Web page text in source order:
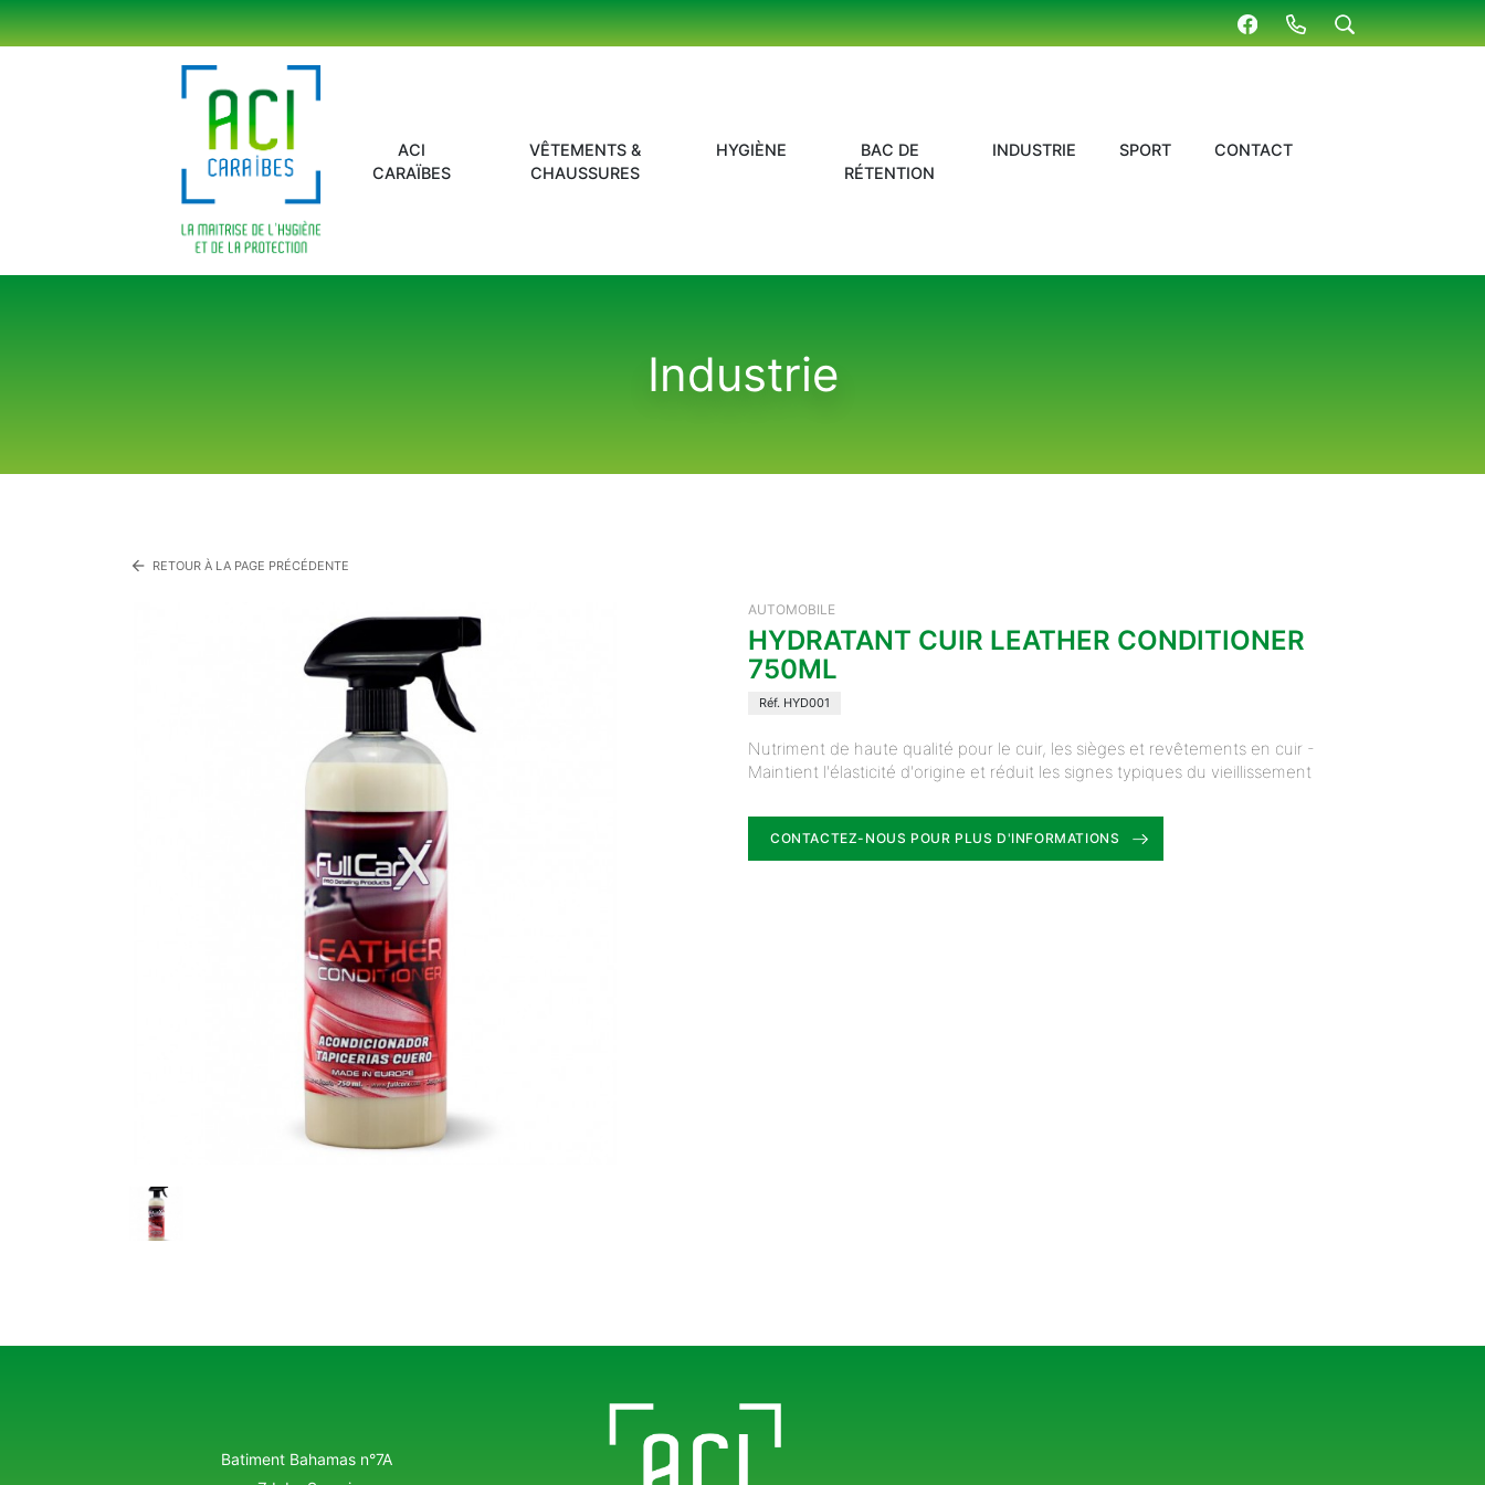
ACI
CARAÏBES
VÊTEMENTS &
CHAUSSURES
HYGIÈNE
BAC DE
RÉTENTION
INDUSTRIE SPORT CONTACT
Industrie
arrow_back RETOUR À LA PAGE PRÉCÉDENTE
AUTOMOBILE
HYDRATANT CUIR LEATHER CONDITIONER
750ML
Réf. HYD001
Nutriment de haute qualité pour le cuir, les sièges et revêtements en cuir -
Maintient l'élasticité d'origine et réduit les signes typiques du vieillissement
CONTACTEZ-NOUS POUR PLUS D'INFORMATIONS
Batiment Bahamas n°7A
Panneau de gestion des cookies